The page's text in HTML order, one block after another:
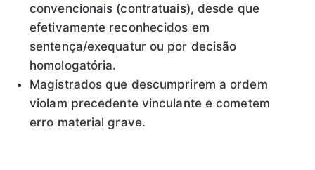
convencionais (contratuais), desde que
efetivamente reconhecidos em
sentença/exequatur ou por decisão
homologatória.
Magistrados que descumprirem a ordem
violam precedente vinculante e cometem
erro material grave.